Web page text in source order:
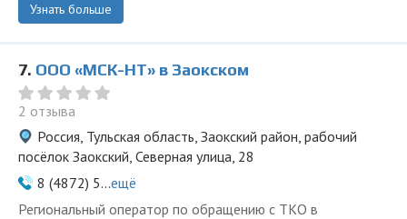
Узнать больше
7. ООО «МСК-НТ» в Заокском
2 отзыва
Россия, Тульская область, Заокский район, рабочий
посёлок Заокский, Северная улица, 28
8 (4872) 5...ещё
Региональный оператор по обращению с ТКО в